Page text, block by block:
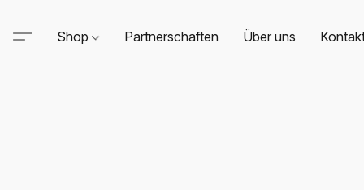
Shop Partnerschaften Über uns